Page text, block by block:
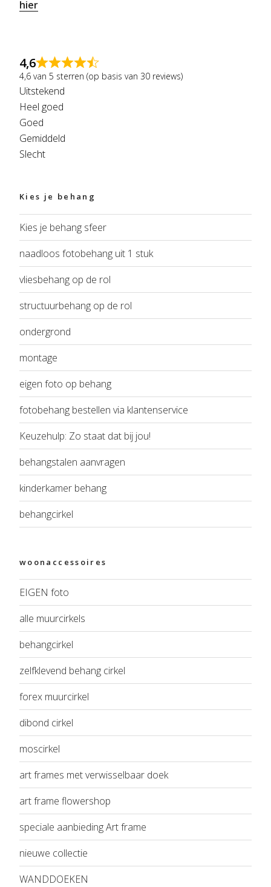
hier
4,6
4,6 van 5 sterren (op basis van 30 reviews)
Uitstekend
Heel goed
Goed
Gemiddeld
Slecht
Kies je behang
Kies je behang sfeer
naadloos fotobehang uit 1 stuk
vliesbehang op de rol
structuurbehang op de rol
ondergrond
montage
eigen foto op behang
fotobehang bestellen via klantenservice
Keuzehulp: Zo staat dat bij jou!
behangstalen aanvragen
kinderkamer behang
behangcirkel
woonaccessoires
EIGEN foto
alle muurcirkels
behangcirkel
zelfklevend behang cirkel
forex muurcirkel
dibond cirkel
moscirkel
art frames met verwisselbaar doek
art frame flowershop
speciale aanbieding Art frame
nieuwe collectie
WANDDOEKEN